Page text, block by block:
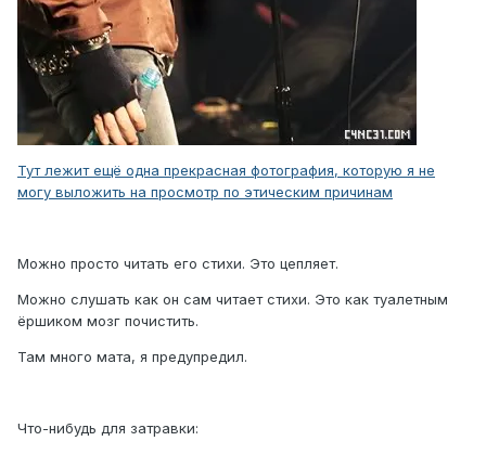
Тут лежит ещё одна прекрасная фотография, которую я не
могу выложить на просмотр по этическим причинам
Можно просто читать его стихи. Это цепляет.
Можно слушать как он сам читает стихи. Это как туалетным
ёршиком мозг почистить.
Там много мата, я предупредил.
Что-нибудь для затравки: